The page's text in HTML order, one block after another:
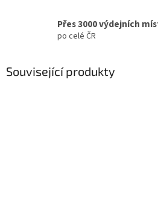
Přes 3000 výdejních
po celé ČR
Související produkty